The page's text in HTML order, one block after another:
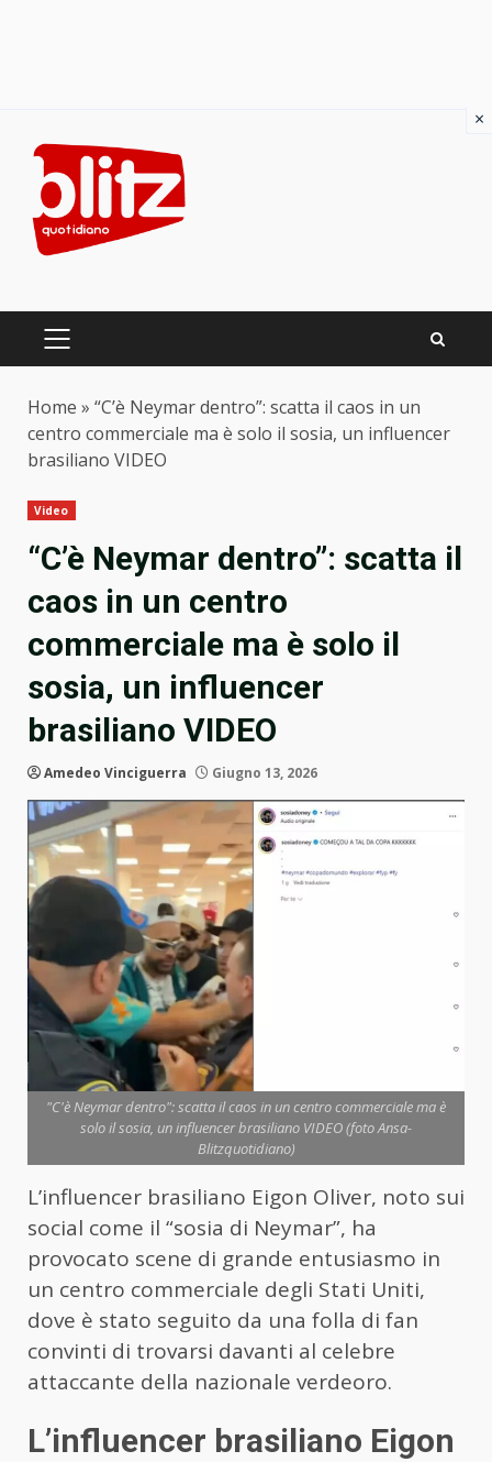
content
PRIMARY
Home » “C’è Neymar dentro”: scatta il caos in un
centro commerciale ma è solo il sosia, un influencer
brasiliano VIDEO
Video
“C’è Neymar dentro”: scatta il
caos in un centro
commerciale ma è solo il
sosia, un influencer
brasiliano VIDEO
Amedeo Vinciguerra Giugno 13, 2026
"C'è Neymar dentro": scatta il caos in un centro commerciale ma è
solo il sosia, un influencer brasiliano VIDEO (foto Ansa-
Blitzquotidiano)
L’influencer brasiliano Eigon Oliver, noto sui
social come il “sosia di Neymar”, ha
provocato scene di grande entusiasmo in
un centro commerciale degli Stati Uniti,
dove è stato seguito da una folla di fan
convinti di trovarsi davanti al celebre
attaccante della nazionale verdeoro.
L’influencer brasiliano Eigon
×